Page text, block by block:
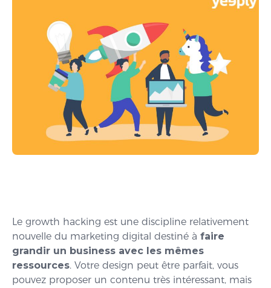
Le growth hacking est une discipline relativement
nouvelle du marketing digital destiné à faire
grandir un business avec les mêmes
ressources. Votre design peut être parfait, vous
pouvez proposer un contenu très intéressant, mais